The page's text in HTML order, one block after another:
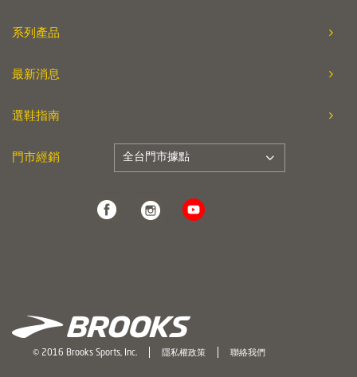
系列產品
最新消息
選鞋指南
門市經銷 全台門市據點
© 2016 Brooks Sports, Inc. 隱私權政策 聯絡我們